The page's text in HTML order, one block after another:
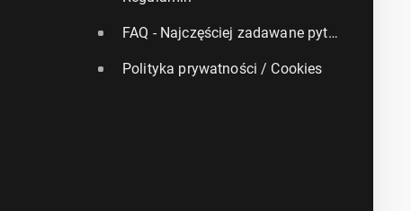
FAQ - Najczęściej zadawane pytania
Polityka prywatności / Cookies